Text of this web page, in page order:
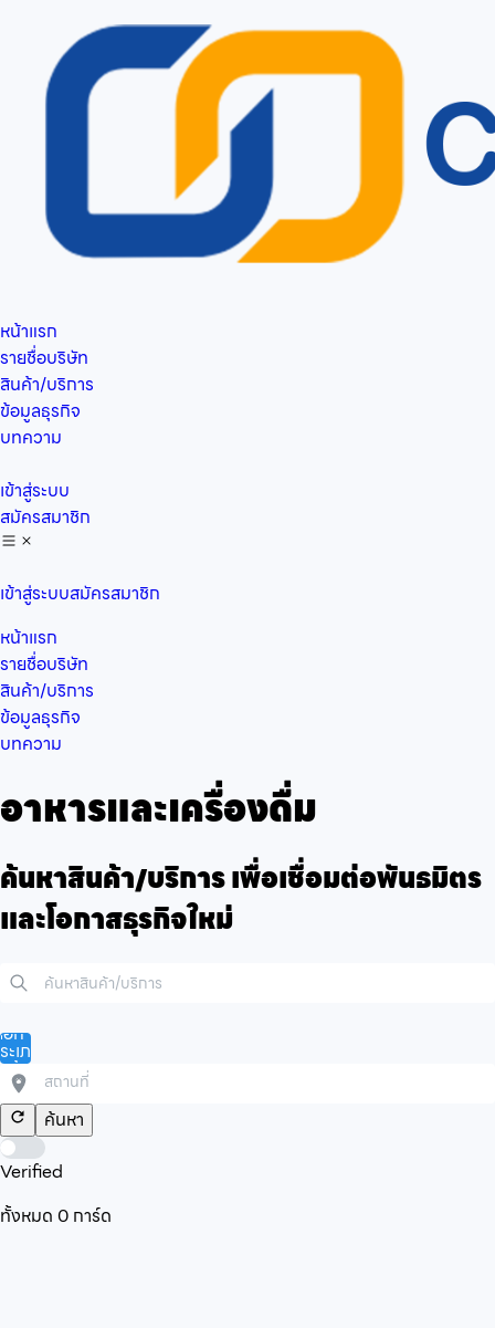
หน้าแรก
รายชื่อบริษัท
สินค้า/บริการ
ข้อมูลธุรกิจ
บทความ
เข้าสู่ระบบ
สมัครสมาชิก
เข้าสู่ระบบสมัครสมาชิก
หน้าแรก
รายชื่อบริษัท
สินค้า/บริการ
ข้อมูลธุรกิจ
บทความ
อาหารและเครื่องดื่ม
ค้นหาสินค้า/บริการ เพื่อเชื่อมต่อพันธมิตร
และโอกาสธุรกิจใหม่
อก
เภท
ค้า/
าร
ค้นหา
Verified
ทั้งหมด 0 การ์ด